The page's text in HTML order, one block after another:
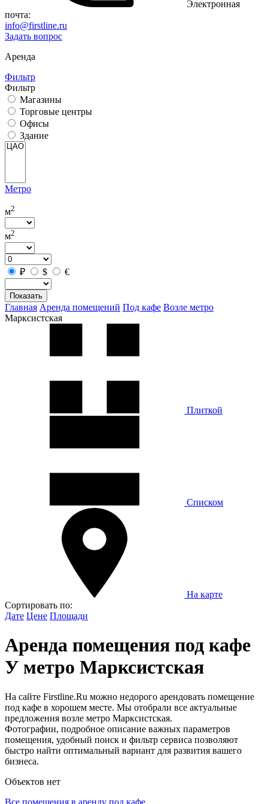
Электронная
почта:
info@firstline.ru
Задать вопрос
Аренда
Фильтр
Фильтр
Магазины
Торговые центры
Офисы
Здание
Метро
м2
м2
₽ $ €
Показать
Главная Аренда помещений Под кафе Возле метро
Марксистская
Плиткой
Списком
На карте
Сортировать по:
Дате Цене Площади
Аренда помещения под кафе
У метро Марксистская
На сайте Firstline.Ru можно недорого арендовать помещение
под кафе в хорошем месте. Мы отобрали все актуальные
предложения возле метро Марксистская.
Фотографии, подробное описание важных параметров
помещения, удобный поиск и фильтр сервиса позволяют
быстро найти оптимальный вариант для развития вашего
бизнеса.
Объектов нет
Все помещения в аренду под кафе